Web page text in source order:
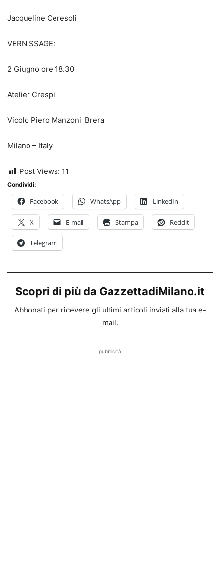
Jacqueline Ceresoli
VERNISSAGE:
2 Giugno ore 18.30
Atelier Crespi
Vicolo Piero Manzoni, Brera
Milano – Italy
Post Views: 11
Condividi:
Facebook WhatsApp LinkedIn
X E-mail Stampa Reddit
Telegram
Scopri di più da GazzettadiMilano.it
Abbonati per ricevere gli ultimi articoli inviati alla tua e-
mail.
pubblicità